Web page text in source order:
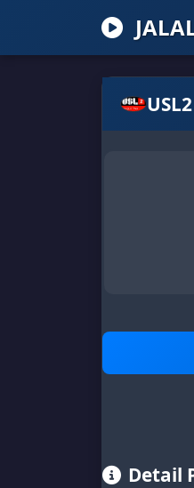
USL2
Detail